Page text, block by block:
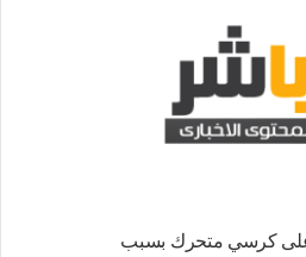
على كرسي متحرك بسبب